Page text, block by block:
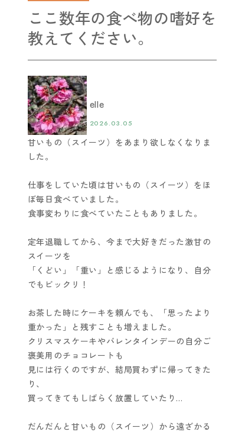
ここ数年の食べ物の嗜好を
教えてください。
elle
2026.03.05
甘いもの（スイーツ）をあまり欲しなくなりま
した。
仕事をしていた頃は甘いもの（スイーツ）をほ
ぼ毎日食べていました。
食事変わりに食べていたこともありました。
定年退職してから、今まで大好きだった激甘の
スイーツを
「くどい」「重い」と感じるようになり、自分
でもビックリ！
お茶した時にケーキを頼んでも、「思ったより
重かった」と残すことも増えました。
クリスマスケーキやバレンタインデーの自分ご
褒美用のチョコレートも
見には行くのですが、結局買わずに帰ってきた
り、
買ってきてもしばらく放置していたり…
だんだんと甘いもの（スイーツ）から遠ざかる